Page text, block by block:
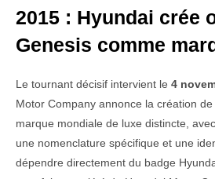
2015 : Hyundai crée
Genesis comme
Le tournant décisif intervient le 4
Motor Company annonce la création
marque mondiale de luxe distincte,
une nomenclature spécifique et une
dépendre directement du badge